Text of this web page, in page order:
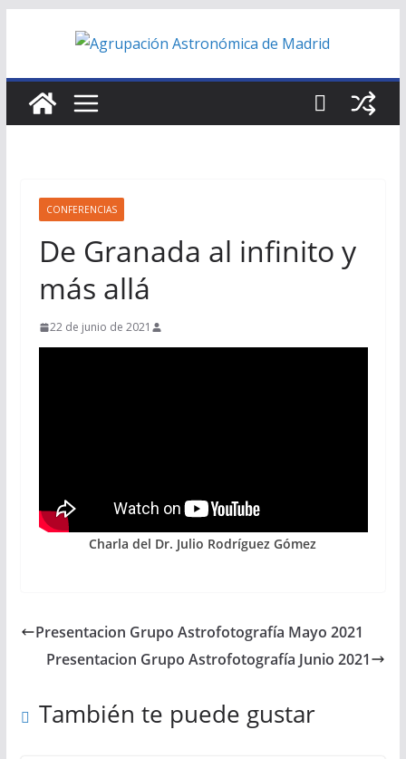
CONFERENCIAS
De Granada al infinito y
más allá
22 de junio de 2021
Charla del Dr. Julio Rodríguez Gómez
Presentacion Grupo Astrofotografía Mayo 2021
Presentacion Grupo Astrofotografía Junio 2021
También te puede gustar